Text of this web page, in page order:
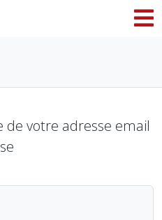
de votre adresse email